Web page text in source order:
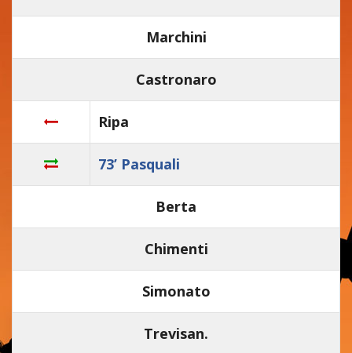
Marchini
Castronaro
Ripa
73’ Pasquali
Berta
Chimenti
Simonato
Trevisan.